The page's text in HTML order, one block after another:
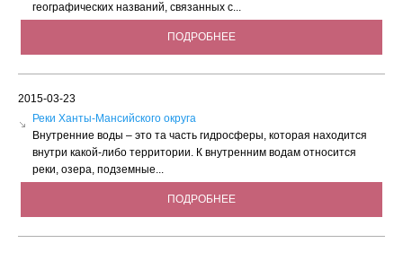
географических названий, связанных с...
ПОДРОБНЕЕ
2015-03-23
Реки Ханты-Мансийского округа
Внутренние воды – это та часть гидросферы, которая находится
внутри какой-либо территории. К внутренним водам относится
реки, озера, подземные...
ПОДРОБНЕЕ